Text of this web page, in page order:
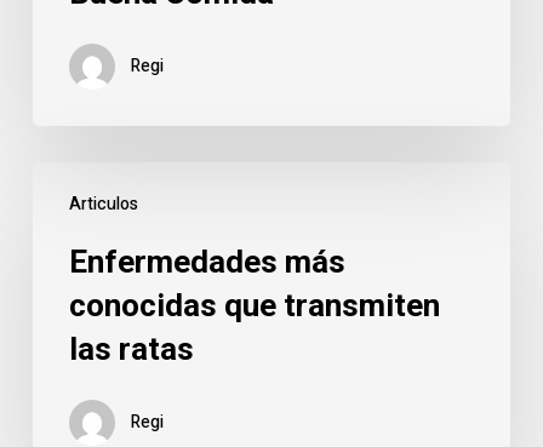
Regi
Articulos
conocidas
transmiten
Enfermedades más
conocidas que transmiten
las ratas
Regi